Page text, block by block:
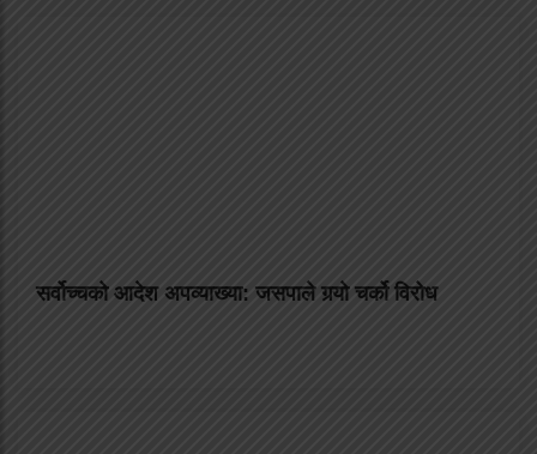
सर्वोच्चको आदेश अपव्याख्या: जसपाले गर्‍यो चर्को विरोध